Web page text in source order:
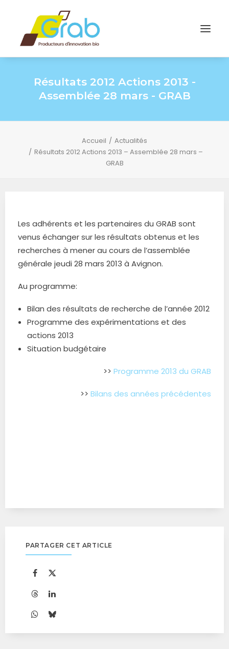
Résultats 2012 Actions 2013 -
Assemblée 28 mars - GRAB
Accueil
Actualités
Résultats 2012 Actions 2013 – Assemblée 28 mars –
GRAB
Les adhérents et les partenaires du GRAB sont
venus échanger sur les résultats obtenus et les
recherches à mener au cours de l’assemblée
générale jeudi 28 mars 2013 à Avignon.
Au programme:
Bilan des résultats de recherche de l’année 2012
Programme des expérimentations et des
actions 2013
Situation budgétaire
>> Programme 2013 du GRAB
>> Bilans des années précédentes
PARTAGER CET ARTICLE